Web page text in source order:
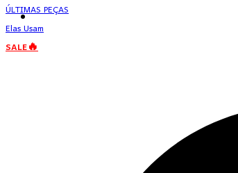
ÚLTIMAS PEÇAS
Elas Usam
SALE🔥